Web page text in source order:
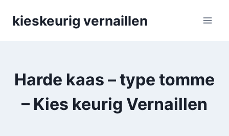
kieskeurig vernaillen
Harde kaas – type tomme
– Kies keurig Vernaillen